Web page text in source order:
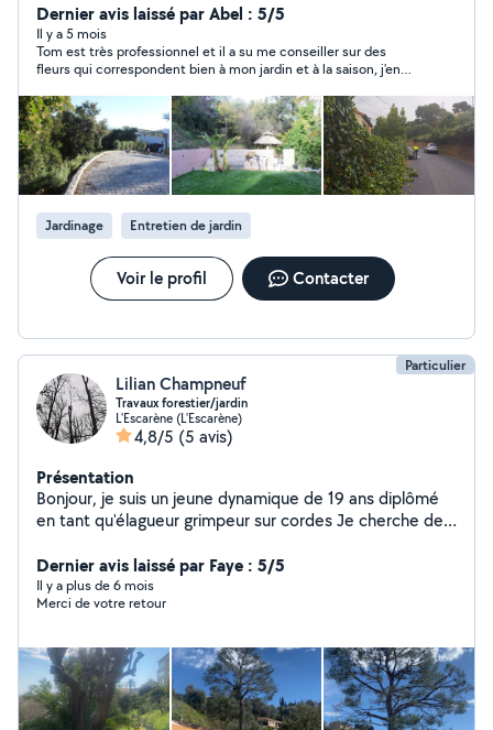
forme en continue autour des : Plantes bio-indicatrices/
taille fruitières / Compréhension du sol / Créations de
potager / Pépiniériste végétal local/ Bassins / Maitre
composteur etc.. Équipé pour touts types de
prestations, je réalise: Entretiens de jardins Remise de
état Travaux de clôture Design et conseils Travaux de
maçonnerie Pose d'arrosage automatique Créations de
jardin comestible ( Potager,verger,maraîchage)
Réalisation de travaux d'ebenisterie ( jardinière, terrasse
etc..) Je met en avant mes savoir faire autour du vivant,
afin de réaliser des prestations les plus adéquates avec
l'environnement ( Respect du végétal, plantations
adapté, traitement naturels) Site internet :
lesjardinsdurables Ensemble nous trouverons une
Dernier avis laissé par Abel : 5/5
Il y a 5 mois
Tom est très professionnel et il a su me conseiller sur des
fleurs qui correspondent bien à mon jardin et à la saison, j'en
Jardinage Entretien de jardin
Voir le profil Contacter
Particulier
Lilian Champneuf
Travaux forestier/jardin
L'Escarène (L'Escarène)
4,8/5 (5 avis)
Présentation
Bonjour, je suis un jeune dynamique de 19 ans diplômé
en tant qu'élagueur grimpeur sur cordes Je cherche des
arbres Vous conseiller sur la taille de vos arbres Tailler
vos arbres Taille de bois morts
Dernier avis laissé par Faye : 5/5
Il y a plus de 6 mois
Merci de votre retour